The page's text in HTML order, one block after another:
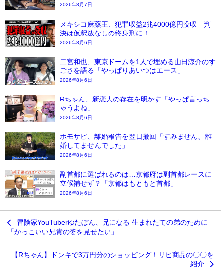
2026年8月7日
メキシコ麻薬王、犯罪収益2兆4000億円没収 判
決は仮釈放なしの終身刑に！
2026年8月6日
二宮和也、東京ドームを1人で埋める山田涼介のす
ごさを語る「やっぱりあいつはエース」
2026年8月6日
Rちゃん、新恋人の存在を明かす「やっぱ言っち
ゃうよね」
2026年8月6日
ホモサピ、離婚報告を翌日撤回「すみません、離
婚してませんでした」
2026年8月6日
副首都に選ばれるのは…京都府は副首都レースに
立候補せず？「京都はもともと首都」
2026年8月6日
冒険家YouTuberゆたぼん、兄になる 生まれたての弟のために
「かっこいい兄貴の姿を見せたい」
【Rちゃん】ドンキで3万円分のショッピング！リピ商品の〇〇を
紹介